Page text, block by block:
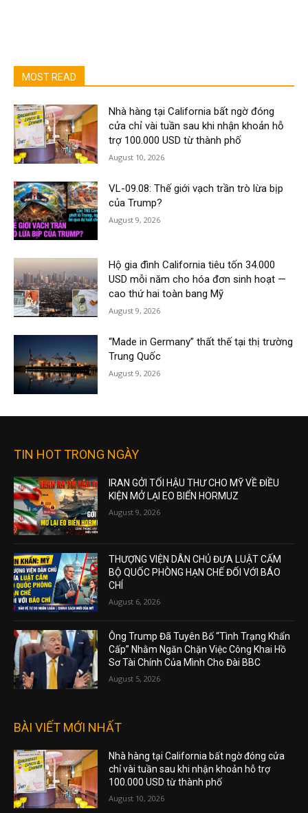
MOST READ
Nhà hàng tại California bất ngờ đóng
cửa chỉ vài tuần sau khi nhận khoản hỗ
trợ 100.000 USD từ thành phố
August 10, 2026
VL-09.08: Thế giới vạch trần trò lừa bịp
của Trump?
August 9, 2026
Hộ gia đình California tiêu tốn 34.000
USD mỗi năm cho hóa đơn sinh hoạt —
cao thứ hai toàn bang Mỹ
August 9, 2026
“Made in Germany” thất thế tại thị trường
Trung Quốc
August 9, 2026
TIN HOT TRONG NGÀY
IRAN GỞI TỐI HẬU THƯ CHO MỸ VỀ ĐIỀU
KIỆN MỞ LẠI EO BIỂN HORMUZ
August 9, 2026
THƯỢNG VIỆN DÂN CHỦ ĐƯA LUẬT CẤM
BỘ QUỐC PHÒNG HẠN CHẾ ĐỐI VỚI BÁO
CHÍ
August 6, 2026
Ông Trump Đã Tuyên Bố “Tình Trạng Khẩn
Cấp” Nhằm Ngăn Chặn Việc Công Khai Hồ
Sơ Tài Chính Của Mình Cho Đài BBC
August 5, 2026
BÀI VIẾT MỚI NHẤT
Nhà hàng tại California bất ngờ đóng cửa
chỉ vài tuần sau khi nhận khoản hỗ trợ
100.000 USD từ thành phố
August 10, 2026